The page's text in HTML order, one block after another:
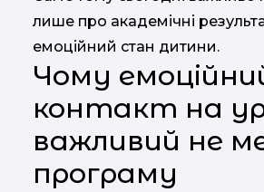
лише про академічні
емоційний стан дитини.
Чому
контакт на
важливий не
програму